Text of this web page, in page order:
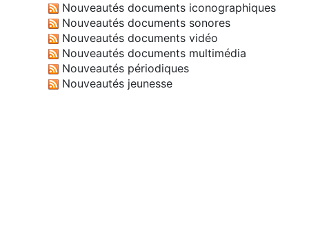
Nouveautés documents iconographiques
Nouveautés documents sonores
Nouveautés documents vidéo
Nouveautés documents multimédia
Nouveautés périodiques
Nouveautés jeunesse